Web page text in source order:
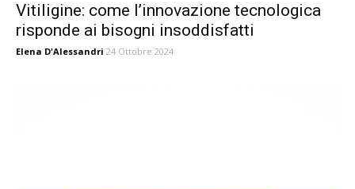
Vitiligine: come l’innovazione tecnologica
risponde ai bisogni insoddisfatti
Elena D'Alessandri 24 Ottobre 2024